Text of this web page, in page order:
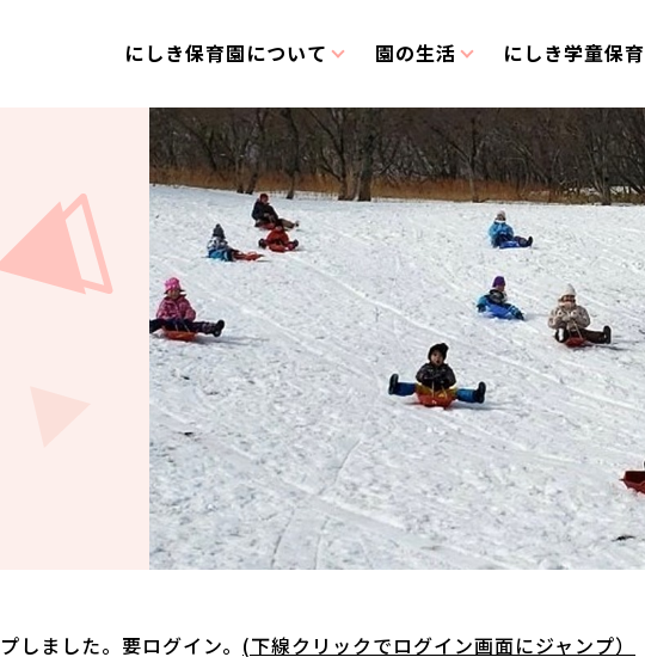
にしき保育園について 園の生活 にしき学童保育
しました。要ログイン。 (下線クリックでログイン画面にジャンプ）